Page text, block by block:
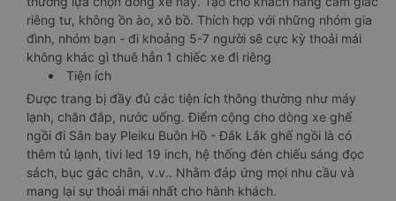
riêng tư, không ồn ào, xô bồ. Thích hợp với những nhóm gia
đình, nhóm bạn - đi khoảng 5-7 người sẽ cực kỳ thoải mái
không khác gì thuê hẳn 1 chiếc xe đi riêng
Tiện ích
Được trang bị đầy đủ các tiện ích thông thường như máy
lạnh, chăn đắp, nước uống. Điểm cộng cho dòng xe ghế
ngồi đi Sân bay Pleiku Buôn Hồ - Đắk Lắk ghế ngồi là có
thêm tủ lạnh, tivi led 19 inch, hệ thống đèn chiếu sáng đọc
sách, bục gác chân, v.v.. Nhằm đáp ứng mọi nhu cầu và
mang lại sự thoải mái nhất cho hành khách.